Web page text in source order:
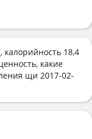
, калорийность 18,4
какие
щи 2017-02-